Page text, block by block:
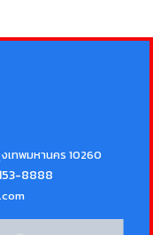
เทพมหานคร 10260
8888